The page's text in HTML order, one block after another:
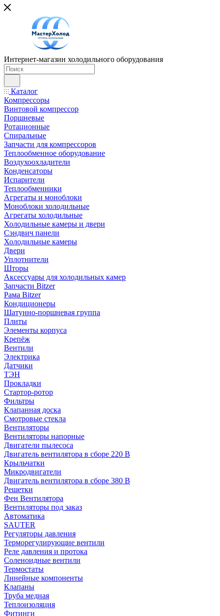
Интернет-магазин холодильного оборудования
Каталог
Компрессоры
Винтовой компрессор
Поршневые
Ротационные
Спиральные
Запчасти для компрессоров
Теплообменное оборудование
Воздухоохладители
Конденсаторы
Испарители
Теплообменники
Агрегаты и моноблоки
Моноблоки холодильные
Агрегаты холодильные
Холодильные камеры и двери
Сэндвич панели
Холодильные камеры
Двери
Уплотнители
Шторы
Аксессуары для холодильных камер
Запчасти Bitzer
Рама Bitzer
Кондиционеры
Шатунно-поршневая группа
Плиты
Элементы корпуса
Крепёж
Вентили
Электрика
Датчики
ТЭН
Прокладки
Стартор-ротор
Фильтры
Клапанная доска
Смотровые стекла
Вентиляторы
Вентиляторы напорные
Двигатели пылесоса
Двигатель вентилятора в сборе 220 В
Крыльчатки
Микродвигатели
Двигатель вентилятора в сборе 380 В
Решетки
Фен Вентилятора
Вентиляторы под заказ
Автоматика
SAUTER
Регуляторы давления
Терморегулирующие вентили
Реле давления и протока
Соленоидные вентили
Термостаты
Линейные компоненты
Клапаны
Труба медная
Теплоизоляция
Фитинги